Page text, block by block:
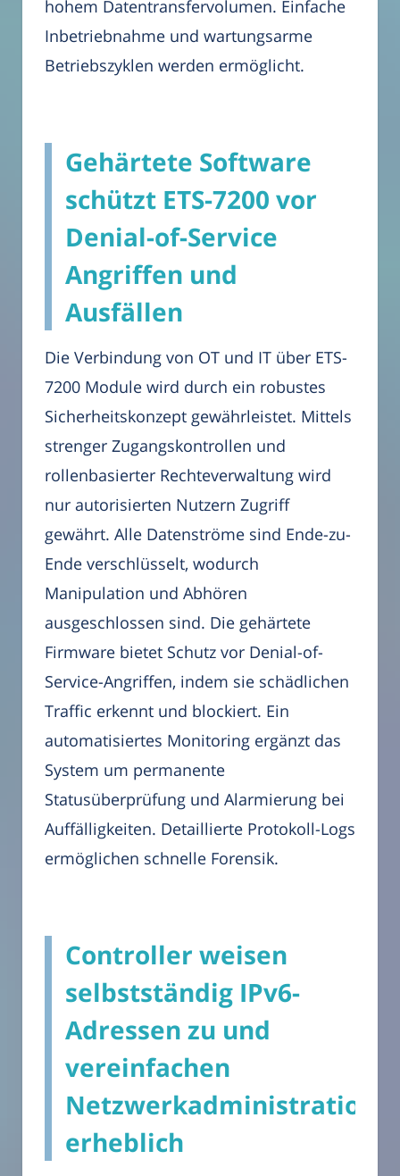
hohem Datentransfervolumen. Einfache
Inbetriebnahme und wartungsarme
Betriebszyklen werden ermöglicht.
Gehärtete Software
schützt ETS-7200 vor
Denial-of-Service
Angriffen und
Ausfällen
Die Verbindung von OT und IT über ETS-
7200 Module wird durch ein robustes
Sicherheitskonzept gewährleistet. Mittels
strenger Zugangskontrollen und
rollenbasierter Rechteverwaltung wird
nur autorisierten Nutzern Zugriff
gewährt. Alle Datenströme sind Ende-zu-
Ende verschlüsselt, wodurch
Manipulation und Abhören
ausgeschlossen sind. Die gehärtete
Firmware bietet Schutz vor Denial-of-
Service-Angriffen, indem sie schädlichen
Traffic erkennt und blockiert. Ein
automatisiertes Monitoring ergänzt das
System um permanente
Statusüberprüfung und Alarmierung bei
Auffälligkeiten. Detaillierte Protokoll-Logs
ermöglichen schnelle Forensik.
Controller weisen
selbstständig IPv6-
Adressen zu und
vereinfachen
Netzwerkadministration
erheblich